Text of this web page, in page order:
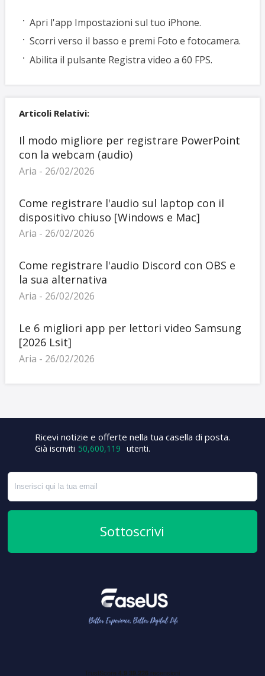
Apri l'app Impostazioni sul tuo iPhone.
Scorri verso il basso e premi Foto e fotocamera.
Abilita il pulsante Registra video a 60 FPS.
Articoli Relativi:
Il modo migliore per registrare PowerPoint
con la webcam (audio)
Aria - 26/02/2026
Come registrare l'audio sul laptop con il
dispositivo chiuso [Windows e Mac]
Aria - 26/02/2026
Come registrare l'audio Discord con OBS e
la sua alternativa
Aria - 26/02/2026
Le 6 migliori app per lettori video Samsung
[2026 Lsit]
Aria - 26/02/2026
Ricevi notizie e offerte nella tua casella di posta.
Già iscriviti 50,600,119 utenti.
Sottoscrivi
+1